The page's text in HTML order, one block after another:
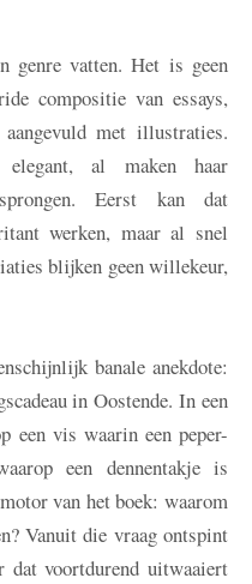
genre vatten. Het is geen
compositie van essays,
met illustraties.
al maken haar
sprongen. Eerst kan dat
werken, maar al snel
blijken geen willekeur,
banale anekdote:
in Oostende. In een
een vis waarin een peper-
een dennentakje is
van het boek: waarom
Vanuit die vraag ontspint
dat voortdurend uitwaaiert